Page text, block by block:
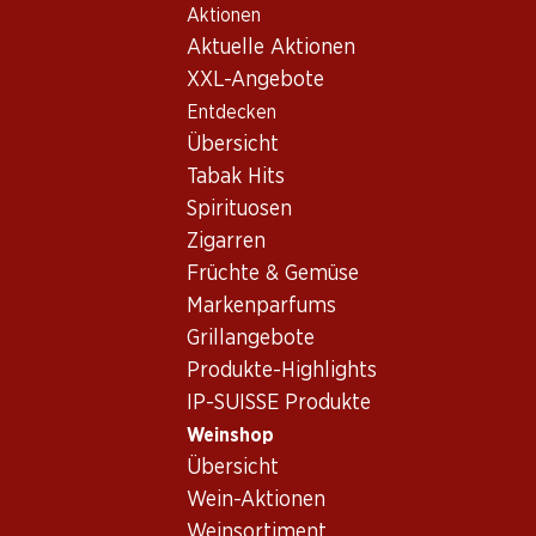
Aktionen
Aktuelle Aktionen
XXL-Angebote
Entdecken
Übersicht
Tabak Hits
Spirituosen
Zigarren
Früchte & Gemüse
Markenparfums
Grillangebote
Produkte-Highlights
IP-SUISSE Produkte
Weinshop
Übersicht
Wein-Aktionen
Wein/Champagner
Champagne
Moët & Chandon Rosé Impérial Brut Champagne AOC
Vorderseite Rückseite